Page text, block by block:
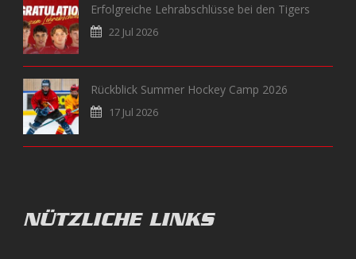
Erfolgreiche Lehrabschlüsse bei den Tigers
22 Jul 2026
Rückblick Summer Hockey Camp 2026
17 Jul 2026
NÜTZLICHE LINKS